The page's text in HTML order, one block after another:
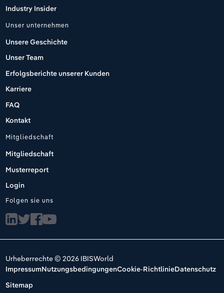
Industry Insider
Unser unternehmen
Unsere Geschichte
Unser Team
Erfolgsberichte unserer Kunden
Karriere
FAQ
Kontakt
Mitgliedschaft
Mitgliedschaft
Musterreport
Login
Folgen sie uns
Urheberrechte © 2026 IBISWorld
ImpressumNutzungsbedingungenCookie-RichtlinieDatenschutz
Sitemap